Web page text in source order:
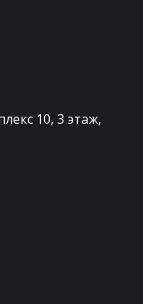
10, 3 этаж,